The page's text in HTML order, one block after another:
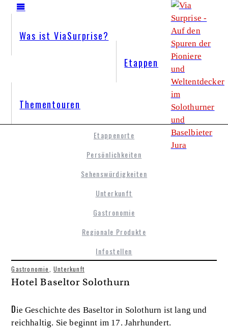
Was ist ViaSurprise?
Etappen
Thementouren
Etappenorte
Persönlichkeiten
Sehenswürdigkeiten
Unterkunft
Gastronomie
Regionale Produkte
Infostellen
Gastronomie ,Unterkunft
Hotel Baseltor Solothurn
Die Geschichte des Baseltor in Solothurn ist lang und
reichhaltig. Sie beginnt im 17. Jahrhundert.